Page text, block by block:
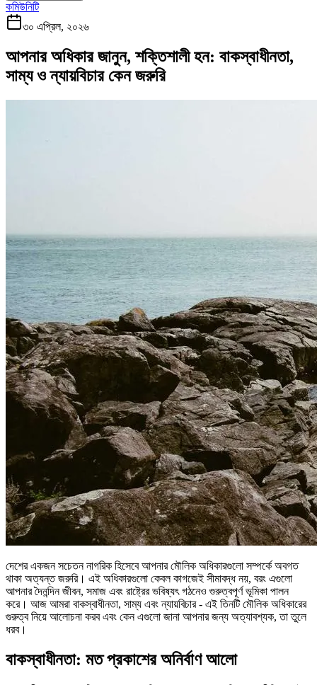
কমিউনিটি
৩০ এপ্রিল, ২০২৬
আপনার অধিকার জানুন, শক্তিশালী হন: বাকস্বাধীনতা,
সাম্য ও ন্যায়বিচার কেন জরুরি
দেশের একজন সচেতন নাগরিক হিসেবে আপনার মৌলিক অধিকারগুলো সম্পর্কে অবগত
থাকা অত্যন্ত জরুরি। এই অধিকারগুলো কেবল কাগজেই সীমাবদ্ধ নয়, বরং এগুলো
আপনার দৈনন্দিন জীবন, সমাজ এবং রাষ্ট্রের ভবিষ্যৎ গঠনেও গুরুত্বপূর্ণ ভূমিকা পালন
করে। আজ আমরা বাকস্বাধীনতা, সাম্য এবং ন্যায়বিচার - এই তিনটি মৌলিক অধিকারের
গুরুত্ব নিয়ে আলোচনা করব এবং কেন এগুলো জানা আপনার জন্য অত্যাবশ্যক, তা তুলে
ধরব।
বাকস্বাধীনতা: মত প্রকাশের অনির্বাণ আলো